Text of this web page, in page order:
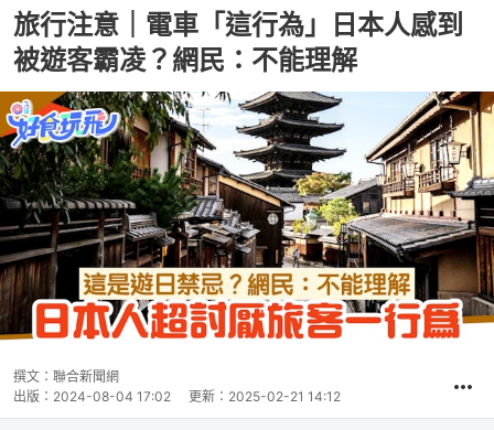
旅行注意｜電車「這行為」日本人感到
被遊客霸凌？網民：不能理解
撰文： 聯合新聞網
出版： 2024-08-04 17:02 更新： 2025-02-21 14:12